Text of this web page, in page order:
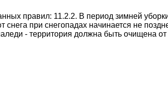
правил: 11.2.2. В период зимней
снега при снегопадах начинается не
- территория должна быть очищена от